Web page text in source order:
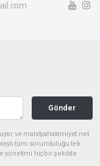
Gönder
ve malatyahakimiyet.net
tüm sorumluluğu tek
yönetimi hiçbir şekilde